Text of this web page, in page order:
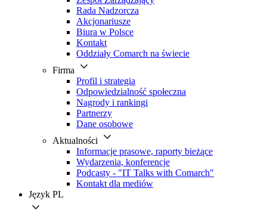
Rada Nadzorcza
Akcjonariusze
Biura w Polsce
Kontakt
Oddziały Comarch na świecie
Firma
Profil i strategia
Odpowiedzialność społeczna
Nagrody i rankingi
Partnerzy
Dane osobowe
Aktualności
Informacje prasowe, raporty bieżące
Wydarzenia, konferencje
Podcasty - "IT Talks with Comarch"
Kontakt dla mediów
Język PL